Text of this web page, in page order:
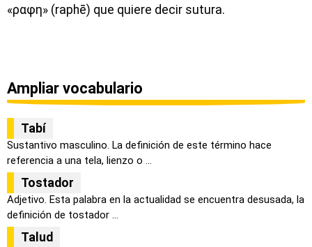
«ραφη» (raphē) que quiere decir sutura.
Ampliar vocabulario
Tabí
Sustantivo masculino. La definición de este término hace
referencia a una tela, lienzo o ...
Tostador
Adjetivo. Esta palabra en la actualidad se encuentra desusada, la
definición de tostador ...
Talud